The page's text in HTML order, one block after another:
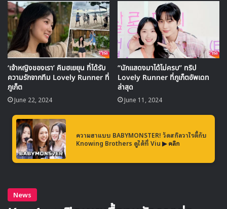
‘เจ้าหญิงของเรา’ คิมฮเยยุน ที่ได้รับ
ความรักจากทีม Lovely Runner ที่
ภูเก็ต
June 22, 2024
“นักแสดงมาได้ไม่ครบ” ทริป
Lovely Runner ที่ภูเก็ตอัพเดท
ล่าสุด
June 11, 2024
ความฮาแบบ BABYMONSTER! วัดสกิลวาไรตี้กับ
Knowing Brothers ดูได้ที่ Viu ▶ คลิก